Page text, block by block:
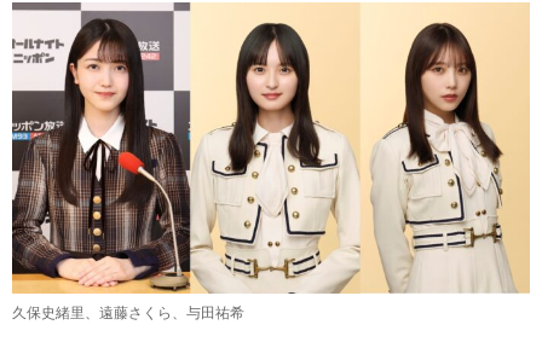
久保史緒里、遠藤さくら、与田祐希